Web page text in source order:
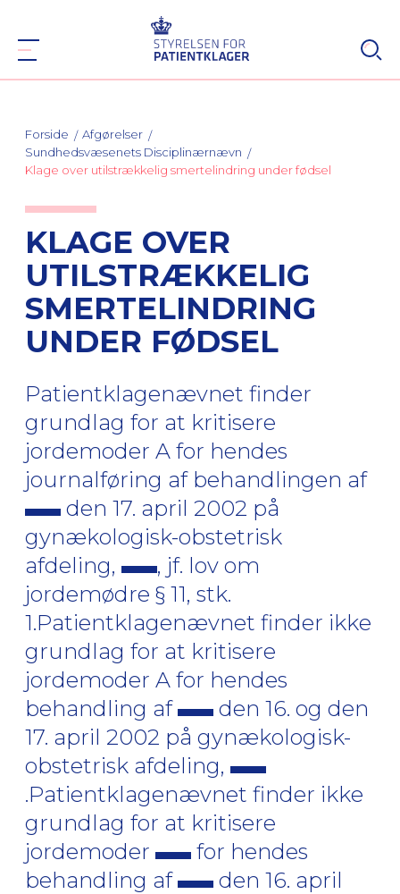
Forside
Afgørelser
Sundhedsvæsenets Disciplinærnævn
Klage over utilstrækkelig smertelindring under fødsel
KLAGE OVER
UTILSTRÆKKELIG
SMERTELINDRING
UNDER FØDSEL
Patientklagenævnet finder
grundlag for at kritisere
jordemoder A for hendes
journalføring af behandlingen af
den 17. april 2002 på
gynækologisk-obstetrisk
afdeling,
, jf. lov om
jordemødre § 11, stk.
1.Patientklagenævnet finder ikke
grundlag for at kritisere
jordemoder A for hendes
behandling af
den 16. og den
17. april 2002 på gynækologisk-
obstetrisk afdeling,
.Patientklagenævnet finder ikke
grundlag for at kritisere
jordemoder
for hendes
behandling af
den 16. april